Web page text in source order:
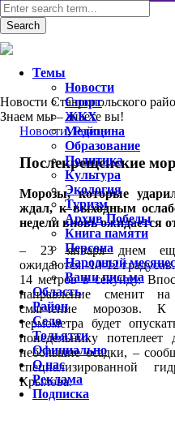
Новости Ставропольского
Знаем мы – знаете вы!
Новости,Район
Послекрещенские
Морозы, которые
ждал, к выходным
недели вновь ожидается
– 23 января днем еще
ожидаются -10-12
14 метров в секунду.
направление сменит
смягчение морозов.
термометра будет
понедельнику
небольшие осадки, –
специализированной
Крылова.
Темы
Новости
Спорт
ЖКХ
Медицина
Образование
Политика
Культура
Экология
Туризм
Архив Победы
Книга памяти
Персона
Народный
Ваши письма
Область
Район
Село
Тольятти
Официально
О нас
Реклама
Подписка